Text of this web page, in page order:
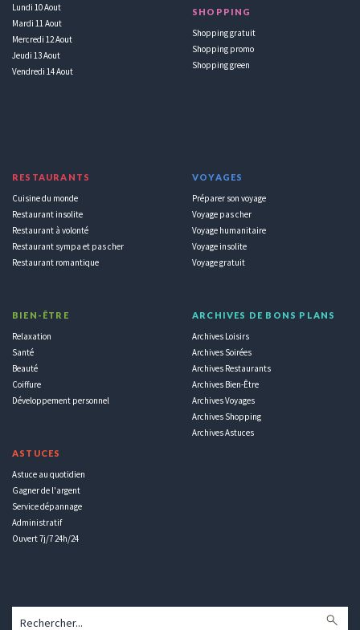
Lundi 10 Aout
Mardi 11 Aout
Mercredi 12 Aout
Jeudi 13 Aout
Vendredi 14 Aout
SHOPPING
Shopping gratuit
Shopping promo
Shopping green
RESTAURANTS
Cuisine du monde
Restaurant insolite
Restaurant à volonté
Restaurant sympa et pas cher
Restaurant romantique
BIEN-ÊTRE
Relaxation
Santé
Beauté
Coiffure
Développement personnel
ASTUCES
Astuce au quotidien
Gagner de l'argent
Service dépannage
Administratif
Ouvert 7j/7 24h/24
VOYAGES
Préparer son voyage
Voyage pas cher
Voyage humanitaire
Voyage insolite
Voyage gratuit
ARCHIVES DE BONS PLANS
Archives Loisirs
Archives Soirées
Archives Restaurants
Archives Bien-Être
Archives Voyages
Archives Shopping
Archives Astuces